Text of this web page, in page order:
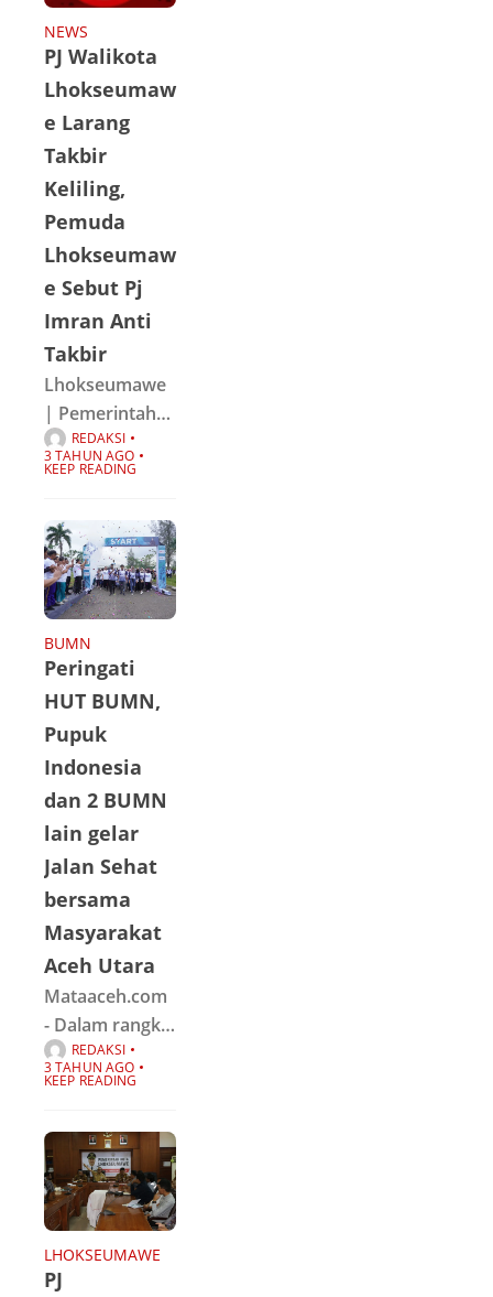
Aksi tawuran
itu tentunya
membuat
resah warga.
Salah satu
Razi (35) yang
menyaksikan
langsung
NEWS
PJ Walikota
Lhokseumaw
e Larang
Takbir
Keliling,
Pemuda
Lhokseumaw
e Sebut Pj
Imran Anti
Takbir
Lhokseumawe
| Pemerintah
Kota
Lhokseumawe
masyarakat
menggelar
takbir keliling
menjelang Hari
Raya Lebaran
2023.
Sebagaimana
surat edaran
Walikota
No
451.13/26/SE/2
023 melarang
takbiran
keliling di jalan
raya dengan
menggunakan
REDAKSI
3 TAHUN AGO
KEEP READING
BUMN
Peringati
HUT BUMN,
Pupuk
Indonesia
dan 2 BUMN
lain gelar
Jalan Sehat
bersama
Masyarakat
Aceh Utara
Mataaceh.com
- Dalam rangka
memperingati
25 Tahun
Badan Usaha
Milik Negara
(BUMN),
Kementerian
BUMN
Bersama
REDAKSI
3 TAHUN AGO
KEEP READING
LHOKSEUMAWE
PJ